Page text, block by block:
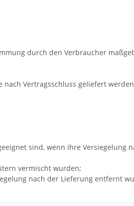
durch den Verbraucher
Vertragsschluss geliefert
sind, wenn ihre Versiegelung
vermischt wurden;
nach der Lieferung entfernt